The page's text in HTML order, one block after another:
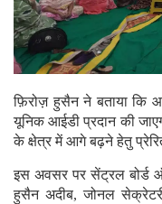
फ़िरोज़ हुसैन ने बताया
यूनिक आईडी प्रदान की
के क्षेत्र में आगे बढ़ने हेतु
इस अवसर पर सेंट्रल बोर्ड
हुसैन अदीब, जोनल